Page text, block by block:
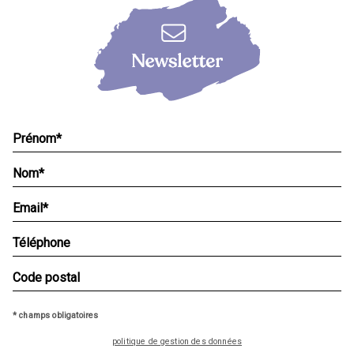
* champs obligatoires
politique de gestion des données